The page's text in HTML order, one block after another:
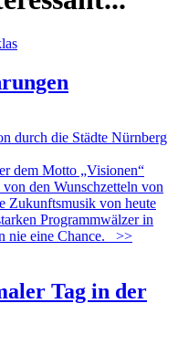
durch die Städte Nürnberg
dem Motto „Visionen“
den Wunschzetteln von
Zukunftsmusik von heute
Programmwälzer in
nie eine Chance.
>>
Tag in der